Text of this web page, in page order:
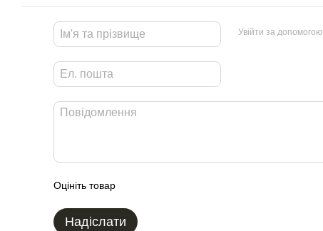
Увійти за допомогою
Оцініть товар
Надіслати